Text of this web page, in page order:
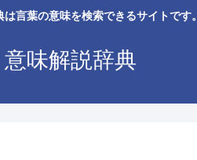
言葉の意味を検索できるサイトです。
意味解説辞典